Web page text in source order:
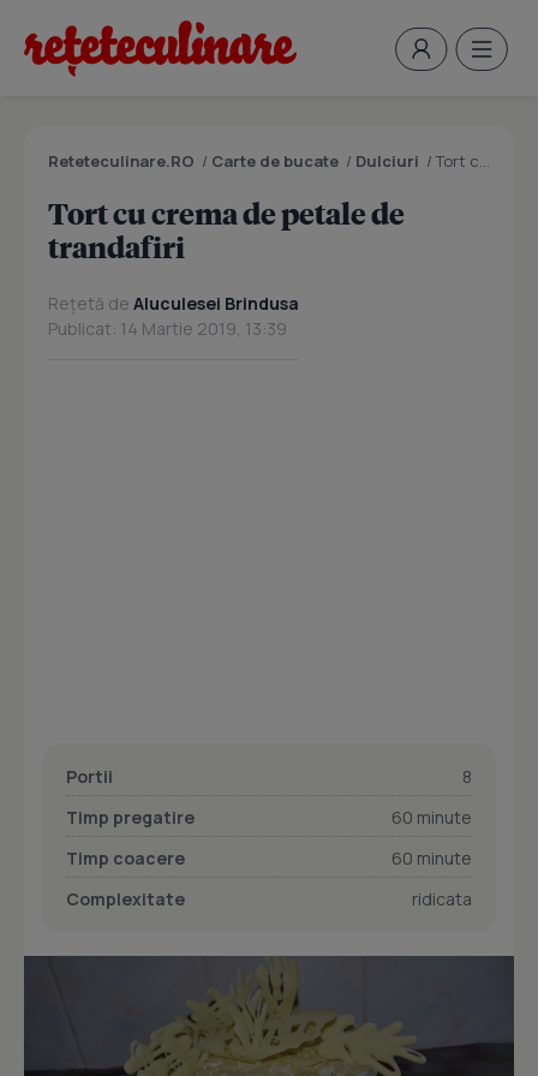
Reteteculinare.RO / Carte de bucate / Dulciuri /Tort cu crema de petale de trandafiri
Tort cu crema de petale de
trandafiri
Rețetă de Aluculesei Brindusa
Publicat: 14 Martie 2019, 13:39
Portii
8
Timp pregatire
60 minute
Timp coacere
60 minute
Complexitate
ridicata